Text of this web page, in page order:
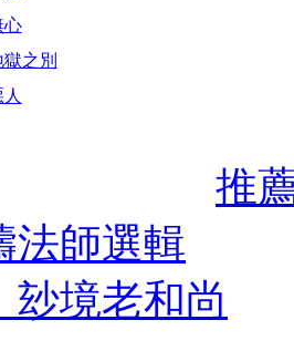
心
之別
推
師選輯
境老和尚